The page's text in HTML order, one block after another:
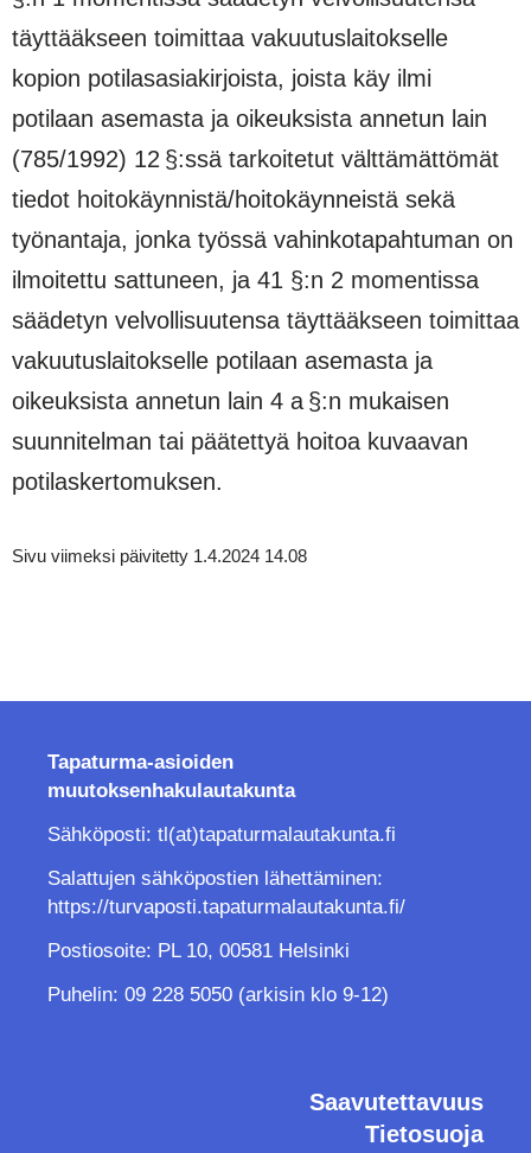
täyttääkseen toimittaa vakuutuslaitokselle
kopion potilasasiakirjoista, joista käy ilmi
potilaan asemasta ja oikeuksista annetun lain
(785/1992) 12 §:ssä tarkoitetut välttämättömät
tiedot hoitokäynnistä/hoitokäynneistä sekä
työnantaja, jonka työssä vahinkotapahtuman on
ilmoitettu sattuneen, ja 41 §:n 2 momentissa
säädetyn velvollisuutensa täyttääkseen toimittaa
vakuutuslaitokselle potilaan asemasta ja
oikeuksista annetun lain 4 a §:n mukaisen
suunnitelman tai päätettyä hoitoa kuvaavan
potilaskertomuksen.
Sivu viimeksi päivitetty 1.4.2024 14.08
Tapaturma-asioiden
muutoksenhakulautakunta
Sähköposti: tl(at)tapaturmalautakunta.fi
Salattujen sähköpostien lähettäminen:
https://turvaposti.tapaturmalautakunta.fi/
Postiosoite: PL 10, 00581 Helsinki
Puhelin: 09 228 5050 (arkisin klo 9-12)
Saavutettavuus
Tietosuoja